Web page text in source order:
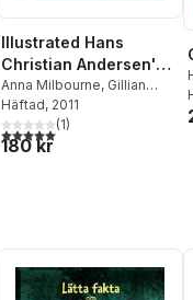
röster:
Illustrated Hans
Christian Andersen's
Fairy Tales
Anna Milbourne, Gillian
Doherty ,Ruth Brocklehurst
Häftad, 2011
5,0utav 5 stjärnor. Totalt antal
(1)
180 kr